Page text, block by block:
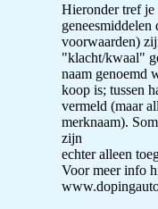
Hieronder tref je
geneesmiddelen
voorwaarden)
"klacht/kwaal"
naam genoemd
koop is; tussen
vermeld (maar
merknaam).
zijn
echter alleen
Voor meer info